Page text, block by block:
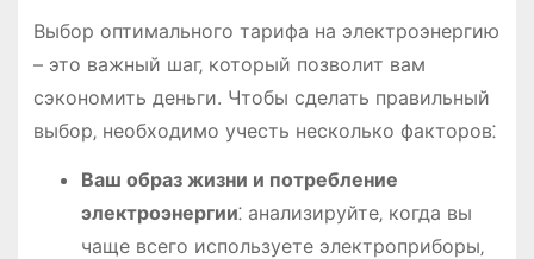
Выбор оптимального тарифа на электроэнергию
– это важный шаг‚ который позволит вам
сэкономить деньги. Чтобы сделать правильный
выбор‚ необходимо учесть несколько факторов⁚
Ваш образ жизни и потребление
электроэнергии⁚ анализируйте‚ когда вы
чаще всего используете электроприборы‚